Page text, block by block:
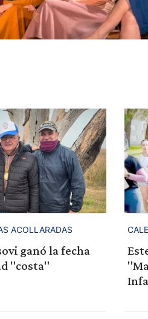
ACOLLARADAS
ganó la fecha
"costa"